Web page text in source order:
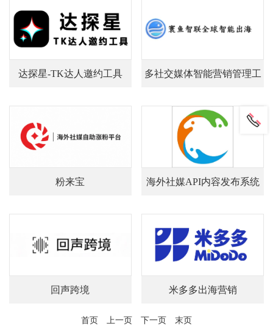
达探星-TK达人邀约工具 多社交媒体智能营销管理工
粉来宝 海外社媒API内容发布系统
回声跨境 米多多出海营销
首页 上一页 下一页 末页